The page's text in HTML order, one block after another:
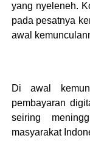
yang nyeleneh.
pada pesatnya
awal
Di awal
pembayaran
seiring
masyarakat